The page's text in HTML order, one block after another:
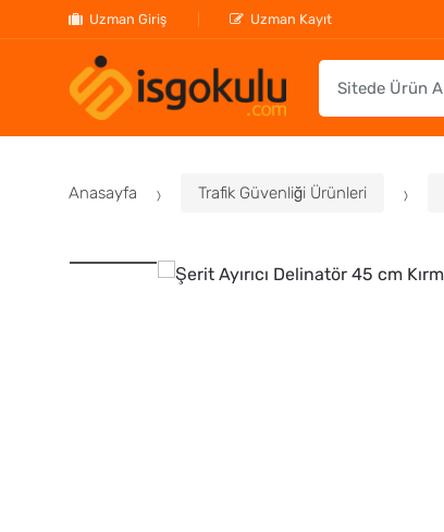
Uzman Giriş Uzman Kayıt
h
r
Anasayfa Trafik Güvenliği Ürünleri